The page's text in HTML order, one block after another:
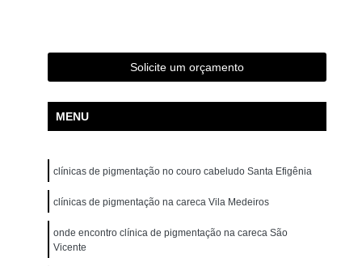
para Iniciantes Rio Grande da Serra
Curso de Pigmentação Capilar Ribeirão Pires
Capilar São Caetano do Sul
Micropigmentação Santo André
Capilar São Bernardo do Campo
Presencial Mauá
Micropigmentação Capilar 3d
Micropigmentação Capilar em 3d
Micropigmentação Capilar Entradas
Solicite um orçamento
MENU
clínicas de pigmentação no couro cabeludo Santa Efigênia
clínicas de pigmentação na careca Vila Medeiros
onde encontro clínica de pigmentação na careca São
Vicente